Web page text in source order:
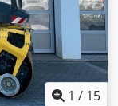
1 / 15